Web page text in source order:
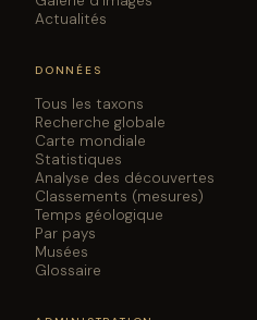
Actualités
DONNÉES
Tous les taxons
Recherche globale
Carte mondiale
Statistiques
Analyse des découvertes
Classements (mesures)
Temps géologique
Par pays
Musées
Glossaire